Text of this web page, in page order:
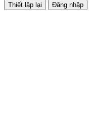
Đăng nhập